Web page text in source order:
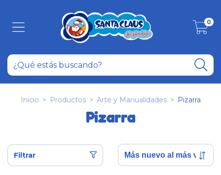
0
Inicio > Productos > Arte y Manualidades > Pizarra
Pizarra
Filtrar